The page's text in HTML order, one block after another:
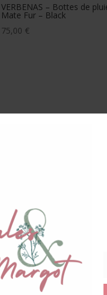
VERBENAS – Bottes de
Mate Fur – Black
75,00 €
VERBENAS – Chaussons
Anthracite
55,00€